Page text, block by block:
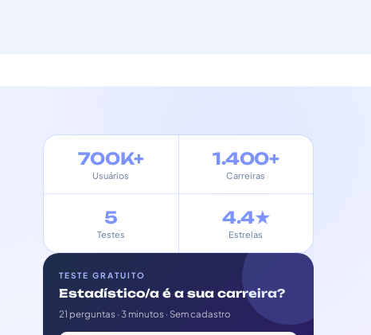
700K+
Usuários
1.400+
Carreiras
5
Testes
4.4★
Estrelas
TESTE GRATUITO
Estadístico/a é a sua carreira?
21 perguntas · 3 minutos · Sem cadastro